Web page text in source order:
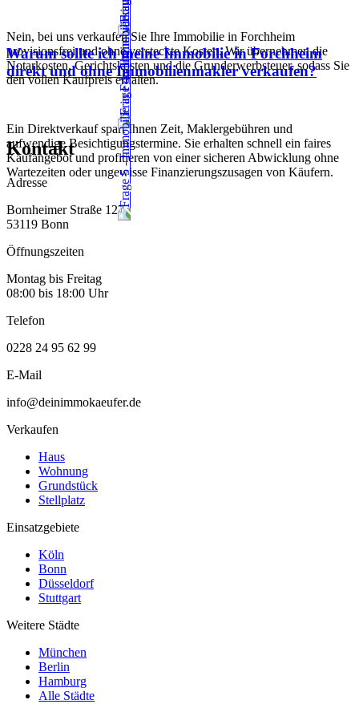
Nein, bei uns verkaufen Sie Ihre Immobilie in Forchheim
provisionsfrei und ohne versteckte Kosten. Wir übernehmen die
Notarkosten, Gerichtskosten und die Grunderwerbsteuer, sodass Sie
den vollen Kaufpreis erhalten.
Warum sollte ich meine Immobilie in Forchheim
direkt und ohne Immobilienmakler verkaufen?
Ein Direktverkauf spart Ihnen Zeit, Maklergebühren und
aufwendige Besichtigungstermine. Sie erhalten schnell ein faires
Kaufangebot und profitieren von einer sicheren Abwicklung ohne
Wartezeiten oder ungewisse Finanzierungszusagen von Käufern.
Kontakt
Adresse
Bornheimer Straße 127
53119 Bonn
Öffnungszeiten
Montag bis Freitag
08:00 bis 18:00 Uhr
Telefon
0228 24 95 62 99
E-Mail
info@deinimmokaeufer.de
Verkaufen
Haus
Wohnung
Grundstück
Stellplatz
Einsatzgebiete
Köln
Bonn
Düsseldorf
Stuttgart
Weitere Städte
München
Berlin
Hamburg
Alle Städte